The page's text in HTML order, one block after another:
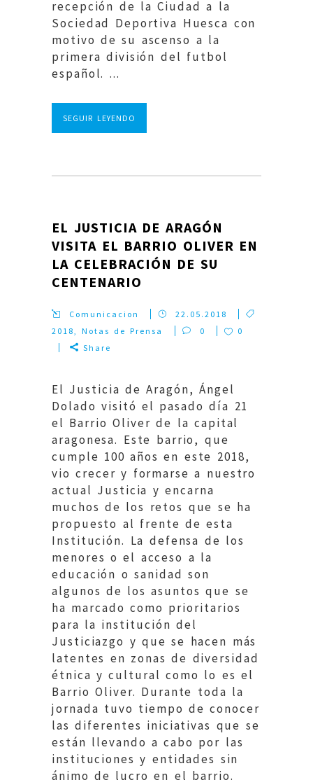
recepción de la Ciudad a la
Sociedad Deportiva Huesca con
motivo de su ascenso a la
primera división del futbol
español. ...
SEGUIR LEYENDO
EL JUSTICIA DE ARAGÓN
VISITA EL BARRIO OLIVER EN
LA CELEBRACIÓN DE SU
CENTENARIO
Comunicacion
22.05.2018
2018,Notas de Prensa 0
0
Share
El Justicia de Aragón, Ángel
Dolado visitó el pasado día 21
el Barrio Oliver de la capital
aragonesa. Este barrio, que
cumple 100 años en este 2018,
vio crecer y formarse a nuestro
actual Justicia y encarna
muchos de los retos que se ha
propuesto al frente de esta
Institución. La defensa de los
menores o el acceso a la
educación o sanidad son
algunos de los asuntos que se
ha marcado como prioritarios
para la institución del
Justiciazgo y que se hacen más
latentes en zonas de diversidad
étnica y cultural como lo es el
Barrio Oliver. Durante toda la
jornada tuvo tiempo de conocer
las diferentes iniciativas que se
están llevando a cabo por las
instituciones y entidades sin
ánimo de lucro en el barrio.